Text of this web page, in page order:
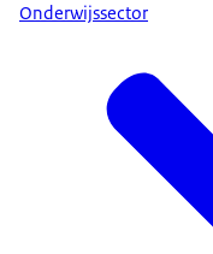
- of veel
- gegevens
Geeft dat reden
eerst met het
Daarna doet de
Onderwijssector